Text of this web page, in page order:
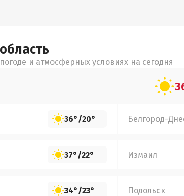
область
и атмосферных условиях на сегодня
36°/20° Белгород-
37°/22° Измаил
34°/23° Подольск